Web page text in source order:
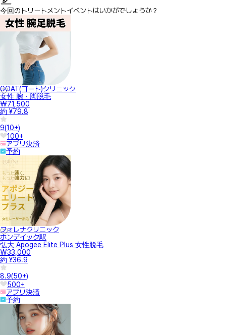
今回のトリートメントイベントはいかがでしょうか？
GOAT(ゴート)クリニック
女性 腕・脚脱毛
₩71,500
約 ¥79.8
9(10+)
100+
アプリ決済
予約
フォレナクリニック
ホンデイック駅
弘大 Apogee Elite Plus 女性脱毛
₩33,000
約 ¥36.9
8.9(50+)
500+
アプリ決済
予約